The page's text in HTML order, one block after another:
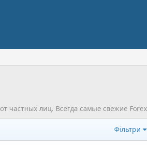
частных лиц. Всегда самые свежие
Фільтри